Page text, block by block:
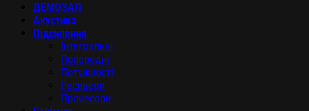
ДЕМОЗАЛ
Акустика
Підсилення
Інтегральні
Попередні
Потужності
Ресивери
Процесори